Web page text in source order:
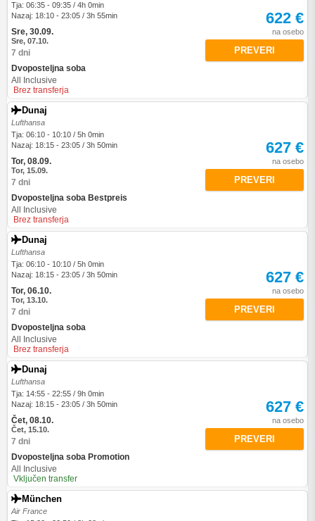
Tja: 06:35 - 09:35 / 4h 0min
Nazaj: 18:10 - 23:05 / 3h 55min
Sre, 30.09.
Sre, 07.10.
7 dni
Dvoposteljna soba
All Inclusive
Brez transferja
622 €
na osebo
PREVERI
Dunaj
Lufthansa
Tja: 06:10 - 10:10 / 5h 0min
Nazaj: 18:15 - 23:05 / 3h 50min
Tor, 08.09.
Tor, 15.09.
7 dni
Dvoposteljna soba Bestpreis
All Inclusive
Brez transferja
627 €
na osebo
PREVERI
Dunaj
Lufthansa
Tja: 06:10 - 10:10 / 5h 0min
Nazaj: 18:15 - 23:05 / 3h 50min
Tor, 06.10.
Tor, 13.10.
7 dni
Dvoposteljna soba
All Inclusive
Brez transferja
627 €
na osebo
PREVERI
Dunaj
Lufthansa
Tja: 14:55 - 22:55 / 9h 0min
Nazaj: 18:15 - 23:05 / 3h 50min
Čet, 08.10.
Čet, 15.10.
7 dni
Dvoposteljna soba Promotion
All Inclusive
Vključen transfer
627 €
na osebo
PREVERI
München
Air France